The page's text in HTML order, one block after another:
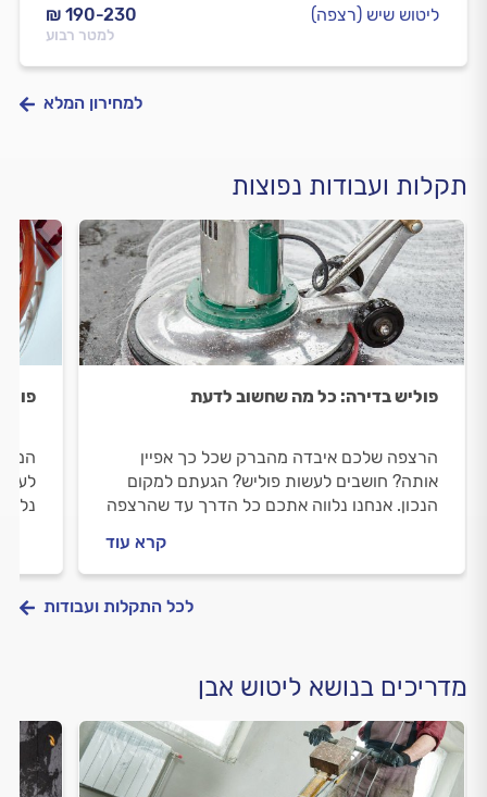
₪ 190-230
למטר רבוע
ליטוש שיש (רצפה)
למחירון המלא
תקלות ועבודות נפוצות
פוליש בדירה: כל מה שחשוב לדעת
הרצפה שלכם איבדה מהברק שכל כך אפיין
אותה? חושבים לעשות פוליש? הגעתם למקום
הנכון. אנחנו נלווה אתכם כל הדרך עד שהרצפה
שעושים פוליש וכמה זה עולה? כל התשובות
לפניכם.
קרא עוד
לכל התקלות ועבודות
מדריכים בנושא ליטוש אבן